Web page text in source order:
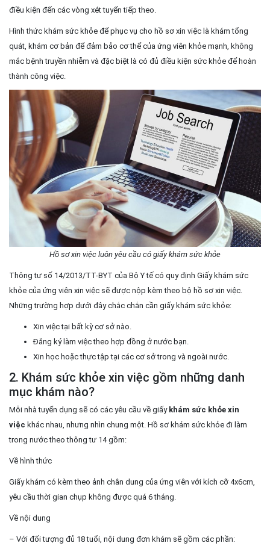
điều kiện đến các vòng xét tuyển tiếp theo.
Hình thức khám sức khỏe để phục vụ cho hồ sơ xin việc là khám tổng
quát, khám cơ bản để đảm bảo cơ thể của ứng viên khỏe mạnh, không
mắc bệnh truyền nhiễm và đặc biệt là có đủ điều kiện sức khỏe để hoàn
thành công việc.
Hồ sơ xin việc luôn yêu cầu có giấy khám sức khỏe
Thông tư số 14/2013/TT-BYT của Bộ Y tế có quy định Giấy khám sức
khỏe của ứng viên xin việc sẽ được nộp kèm theo bộ hồ sơ xin việc.
Những trường hợp dưới đây chắc chắn cần giấy khám sức khỏe:
Xin việc tại bất kỳ cơ sở nào.
Đăng ký làm việc theo hợp đồng ở nước bạn.
Xin học hoặc thực tập tại các cơ sở trong và ngoài nước.
2. Khám sức khỏe xin việc gồm những danh
mục khám nào?
Mỗi nhà tuyển dụng sẽ có các yêu cầu về giấy khám sức khỏe xin
việc khác nhau, nhưng nhìn chung một. Hồ sơ khám sức khỏe đi làm
trong nước theo thông tư 14 gồm:
Về hình thức
Giấy khám có kèm theo ảnh chân dung của ứng viên với kích cỡ 4x6cm,
yêu cầu thời gian chụp không được quá 6 tháng.
Về nội dung
– Với đối tượng đủ 18 tuổi, nội dung đơn khám sẽ gồm các phần: